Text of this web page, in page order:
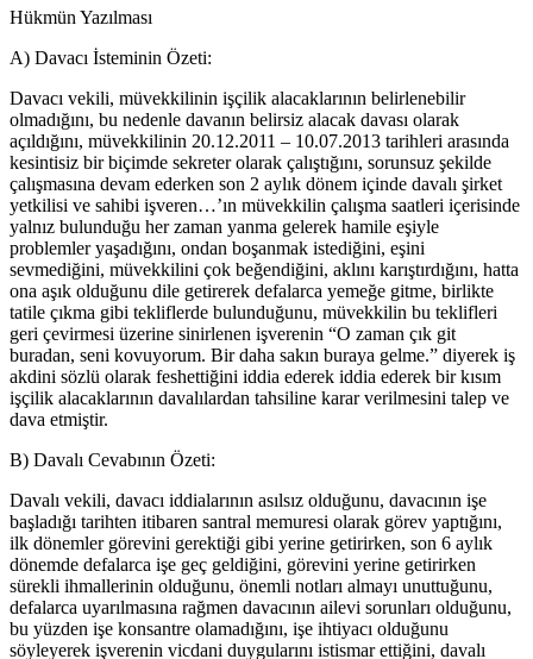
Hükmün Yazılması
A) Davacı İsteminin Özeti:
Davacı vekili, müvekkilinin işçilik alacaklarının belirlenebilir
olmadığını, bu nedenle davanın belirsiz alacak davası olarak
açıldığını, müvekkilinin 20.12.2011 – 10.07.2013 tarihleri arasında
kesintisiz bir biçimde sekreter olarak çalıştığını, sorunsuz şekilde
çalışmasına devam ederken son 2 aylık dönem içinde davalı şirket
yetkilisi ve sahibi işveren…’ın müvekkilin çalışma saatleri içerisinde
yalnız bulunduğu her zaman yanma gelerek hamile eşiyle
problemler yaşadığını, ondan boşanmak istediğini, eşini
sevmediğini, müvekkilini çok beğendiğini, aklını karıştırdığını, hatta
ona aşık olduğunu dile getirerek defalarca yemeğe gitme, birlikte
tatile çıkma gibi tekliflerde bulunduğunu, müvekkilin bu teklifleri
geri çevirmesi üzerine sinirlenen işverenin “O zaman çık git
buradan, seni kovuyorum. Bir daha sakın buraya gelme.” diyerek iş
akdini sözlü olarak feshettiğini iddia ederek iddia ederek bir kısım
işçilik alacaklarının davalılardan tahsiline karar verilmesini talep ve
dava etmiştir.
B) Davalı Cevabının Özeti:
Davalı vekili, davacı iddialarının asılsız olduğunu, davacının işe
başladığı tarihten itibaren santral memuresi olarak görev yaptığını,
ilk dönemler görevini gerektiği gibi yerine getirirken, son 6 aylık
dönemde defalarca işe geç geldiğini, görevini yerine getirirken
sürekli ihmallerinin olduğunu, önemli notları almayı unuttuğunu,
defalarca uyarılmasına rağmen davacının ailevi sorunları olduğunu,
bu yüzden işe konsantre olamadığını, işe ihtiyacı olduğunu
söyleyerek işverenin vicdani duygularını istismar ettiğini, davalı